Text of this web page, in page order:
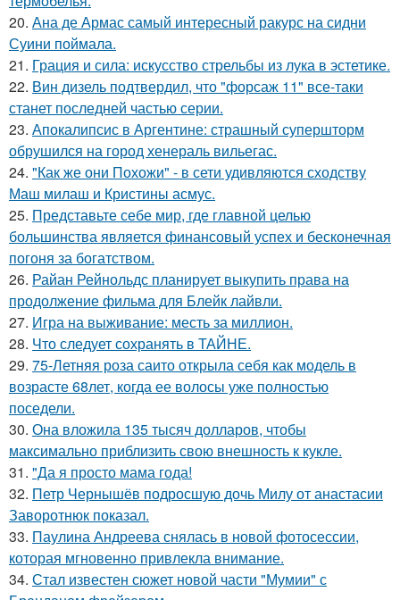
20. Ана де Армас самый интересный ракурс на сидни
Суини поймала.
21. Грация и сила: искусство стрельбы из лука в эстетике.
22. Вин дизель подтвердил, что "форсаж 11" все-таки
станет последней частью серии.
23. Апокалипсис в Аргентине: страшный супершторм
обрушился на город хенераль вильегас.
24. "Как же они Похожи" - в сети удивляются сходству
Маш милаш и Кристины асмус.
25. Представьте себе мир, где главной целью
большинства является финансовый успех и бесконечная
погоня за богатством.
26. Райан Рейнольдс планирует выкупить права на
продолжение фильма для Блейк лайвли.
27. Игра на выживание: месть за миллион.
28. Что следует сохранять в ТАЙНЕ.
29. 75-Летняя роза саито открыла себя как модель в
возрасте 68лет, когда ее волосы уже полностью
поседели.
30. Она вложила 135 тысяч долларов, чтобы
максимально приблизить свою внешность к кукле.
31. "Да я просто мама года!
32. Петр Чернышёв подросшую дочь Милу от анастасии
Заворотнюк показал.
33. Паулина Андреева снялась в новой фотосессии,
которая мгновенно привлекла внимание.
34. Стал известен сюжет новой части "Мумии" с